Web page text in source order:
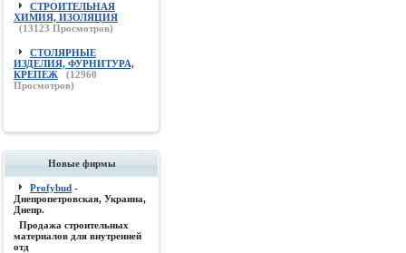
СТРОИТЕЛЬНАЯ
ХИМИЯ, ИЗОЛЯЦИЯ
(13123 Просмотров)
СТОЛЯРНЫЕ
ИЗДЕЛИЯ, ФУРНИТУРА,
КРЕПЕЖ
(12960
Просмотров)
Новые фирмы
Profybud -
Днепропетровская, Украина,
Днепр.
Продажа строительных
материалов для внутренней
отд